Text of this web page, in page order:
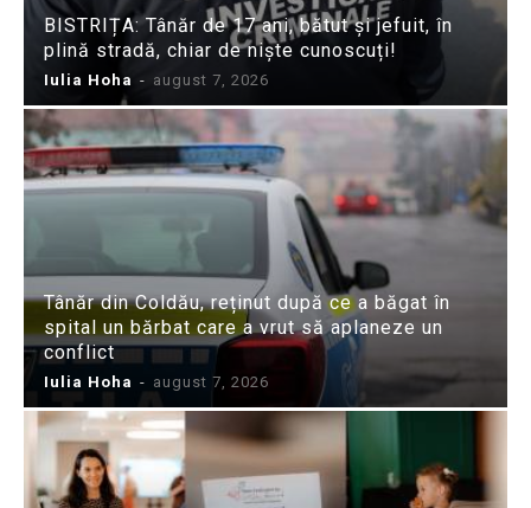
BISTRIȚA: Tânăr de 17 ani, bătut și jefuit, în
plină stradă, chiar de niște cunoscuți!
Iulia Hoha - august 7, 2026
Tânăr din Coldău, reținut după ce a băgat în
spital un bărbat care a vrut să aplaneze un
conflict
Iulia Hoha - august 7, 2026